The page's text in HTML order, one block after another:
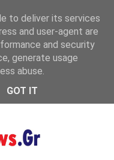
MENU
to deliver its services
and user-agent are
and security
generate usage
abuse.
GOT IT